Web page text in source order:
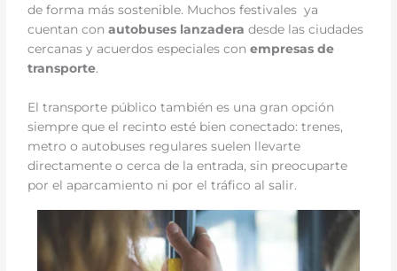
de forma más sostenible. Muchos festivales ya
cuentan conautobuses lanzadera desde las ciudades
cercanas y acuerdos especiales conempresas de
transporte.
El transporte público también es una gran opción
siempre que el recinto esté bien conectado: trenes,
metro o autobuses regulares suelen llevarte
directamente o cerca de la entrada, sin preocuparte
por el aparcamiento ni por el tráfico al salir.